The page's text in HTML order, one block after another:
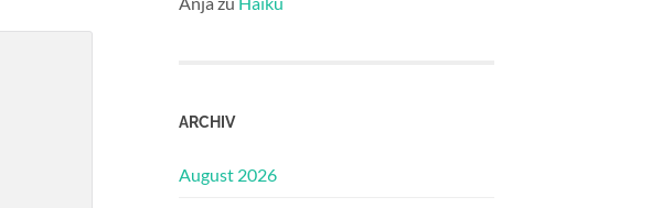
ARCHIV
August 2026